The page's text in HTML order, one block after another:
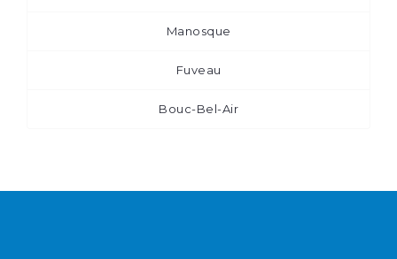
Manosque
Fuveau
Bouc-Bel-Air